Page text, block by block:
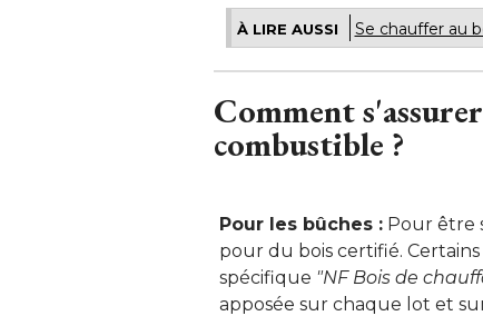
À LIRE AUSSI Se chauffer au
Comment
combustible ?
Pour les bûches : Pour être
pour du bois certifié.
spécifique "NF Bois de
apposée sur chaque lot et